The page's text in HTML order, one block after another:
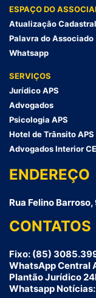
ESPAÇO DO
Atualização Cadastral
Palavra do Associado
Whatsapp
SERVIÇOS
Jurídico APS
Advogados
Psicologia APS
Hotel de Trânsito APS
Advogados Interior CE
ENDEREÇO
Rua Felino
CONTATOS
Fixo: (85)
WhatsApp Central
Plantão Jurídico
Whatsapp